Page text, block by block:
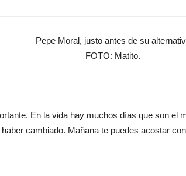
Pepe Moral, justo antes de su
FOTO: Matito.
En la vida hay muchos días que son el
cambiado. Mañana te puedes acostar